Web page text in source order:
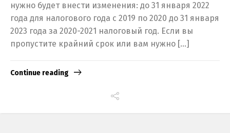
нужно будет внести изменения: до 31 января 2022
года для налогового года с 2019 по 2020 до 31 января
2023 года за 2020-2021 налоговый год. Если вы
пропустите крайний срок или вам нужно […]
Continue reading